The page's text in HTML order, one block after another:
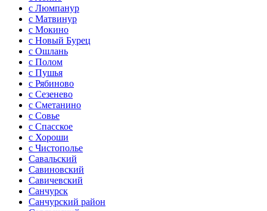
с Люмпанур
с Матвинур
с Мокино
с Новый Бурец
с Ошлань
с Полом
с Пушья
с Рябиново
с Сезенево
с Сметанино
с Совье
с Спасское
с Хороши
с Чистополье
Савальский
Савиновский
Савичевский
Санчурск
Санчурский район